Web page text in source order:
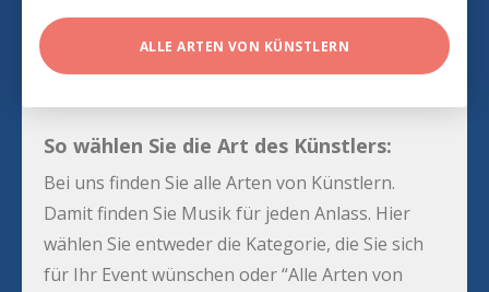
ALLE ARTEN VON KÜNSTLERN
So wählen Sie die Art des Künstlers:
Bei uns finden Sie alle Arten von Künstlern.
Damit finden Sie Musik für jeden Anlass. Hier
wählen Sie entweder die Kategorie, die Sie sich
für Ihr Event wünschen oder “Alle Arten von